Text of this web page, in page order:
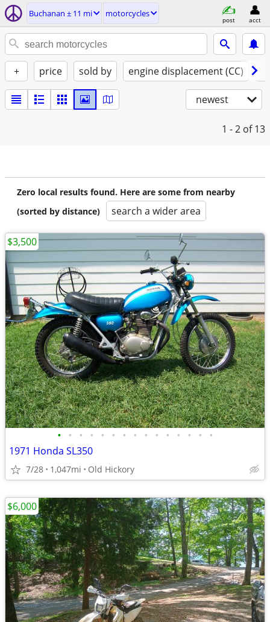
Buchanan ± 11 mi motorcycles
post acct
+ price sold by engine displacement (CC)
newest
1 - 2 of 13
Zero local results found. Here are some from nearby
(sorted by distance)
search a wider area
• • • • • • • • • • • • • • •
1971 Honda SL350
7/28 1,047mi Old Hickory
$3,500
$6,000